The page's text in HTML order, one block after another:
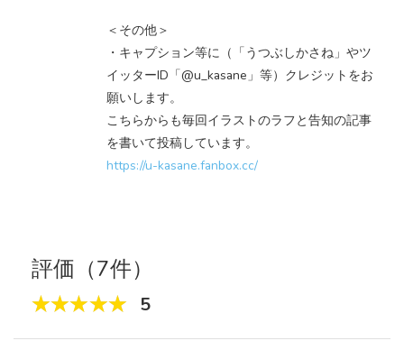
＜その他＞
・キャプション等に（「うつぶしかさね」やツ
イッターID「@u_kasane」等）クレジットをお
願いします。
こちらからも毎回イラストのラフと告知の記事
を書いて投稿しています。
https://u-kasane.fanbox.cc/
評価（7件）
5